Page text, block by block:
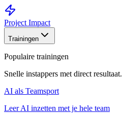
Project Impact
Trainingen
Populaire trainingen
Snelle instappers met direct resultaat.
AI als Teamsport
Leer AI inzetten met je hele team